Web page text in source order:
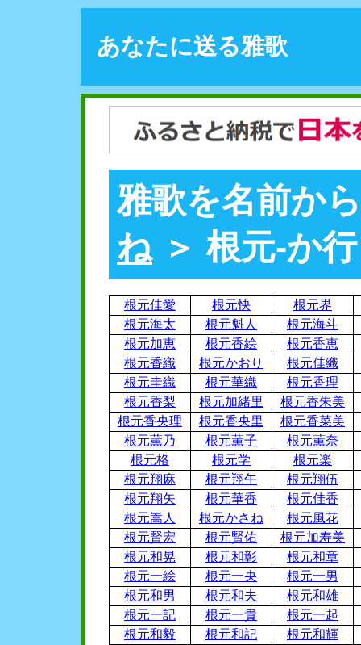
あなたに送る雅歌
雅歌を名前か
ね＞ 根元-か
根元佳愛 根元快
根元界
根元海太
根元魁人
根元海斗
根元加恵
根元香絵
根元香恵
根元香織
根元かおり
根元佳織
根元圭織
根元華織
根元香理
根元香梨
根元加緒里
根元香朱美
根元香央理
根元香央里
根元香菜美
根元薫乃
根元薫子
根元薫奈
根元格
根元学
根元楽
根元翔麻
根元翔午
根元翔伍
根元翔矢
根元華香
根元佳香
根元嵩人
根元かさね
根元風花
根元賢宏
根元賢佑
根元加寿美
根元和晃
根元和彰
根元和章
根元一絵
根元一央
根元一男
根元和男
根元和夫
根元和雄
根元一記
根元一貴
根元一起
根元和毅
根元和記
根元和輝